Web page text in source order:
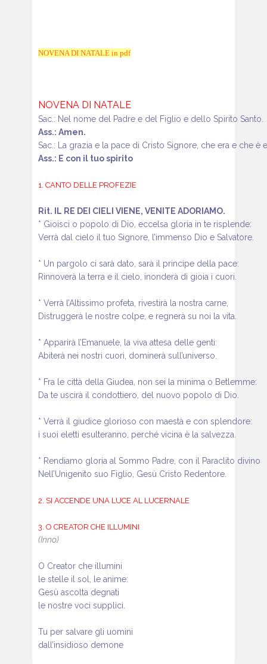
NOVENA DI NATALE in pdf
NOVENA DI NATALE
Sac.: Nel nome del Padre e del Figlio e dello Spirito Santo.
Ass.: Amen.
Sac.: La grazia e la pace di Cristo Signore, che era e che è
Ass.: E con il tuo spirito
1. CANTO DELLE PROFEZIE
Rit. IL RE DEI CIELI VIENE, VENITE ADORIAMO.
* Gioisci o popolo di Dio, eccelsa gloria in te risplende:
Verrà dal cielo il tuo Signore, l’immenso Dio e Salvatore.
* Un pargolo ci sarà dato, sarà il principe della pace:
Rinnoverà la terra e il cielo, inonderà di gioia i cuori.
* Verrà l’Altissimo profeta, rivestirà la nostra carne,
Distruggerà le nostre colpe, e regnerà su noi la vita.
* Apparirà l’Emanuele, la viva attesa delle genti:
Abiterà nei nostri cuori, dominerà sull’universo.
* Fra le città della Giudea, non sei la minima o Betlemme:
Da te uscirà il condottiero, del nuovo popolo di Dio.
* Verrà il giudice glorioso con maestà e con splendore:
i suoi eletti esulteranno, perché vicina è la salvezza.
* Rendiamo gloria al Sommo Padre, con il Paraclito divino
Nell’Unigenito suo Figlio, Gesù Cristo Redentore.
2. SI ACCENDE UNA LUCE AL LUCERNALE
3. O CREATOR CHE ILLUMINI
(Inno)
O Creator che illumini
le stelle il sol, le anime:
Gesù ascolta degnati
le nostre voci supplici.
Tu per salvare gli uomini
dall’insidioso demone